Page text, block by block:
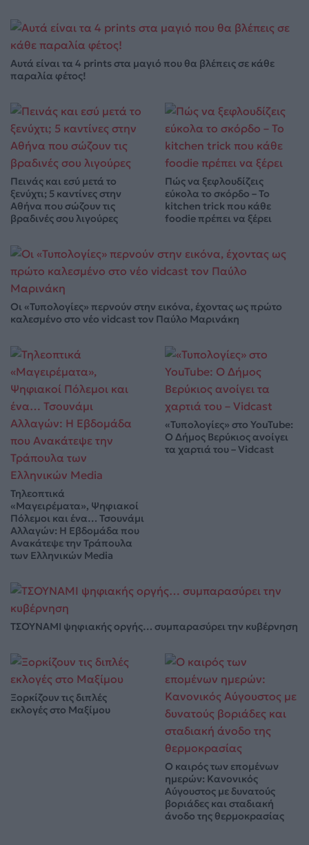
Αυτά είναι τα 4 prints στα μαγιό που θα βλέπεις σε κάθε
παραλία φέτος!
Πεινάς και εσύ μετά το
ξενύχτι; 5 καντίνες στην
Αθήνα που σώζουν τις
βραδινές σου λιγούρες
Πώς να ξεφλουδίζεις
εύκολα το σκόρδο – Το
kitchen trick που κάθε
foodie πρέπει να ξέρει
Οι «Τυπολογίες» περνούν στην εικόνα, έχοντας ως πρώτο
καλεσμένο στο νέο vidcast τον Παύλο Μαρινάκη
Τηλεοπτικά
«Μαγειρέματα», Ψηφιακοί
Πόλεμοι και ένα… Τσουνάμι
Αλλαγών: Η Εβδομάδα που
Ανακάτεψε την Τράπουλα
των Ελληνικών Media
«Τυπολογίες» στο YouTube:
Ο Δήμος Βερύκιος ανοίγει
τα χαρτιά του – Vidcast
ΤΣΟΥΝΑΜΙ ψηφιακής οργής… συμπαρασύρει την κυβέρνηση
Ξορκίζουν τις διπλές
εκλογές στο Μαξίμου
Ο καιρός των επομένων
ημερών: Κανονικός
Αύγουστος με δυνατούς
βοριάδες και σταδιακή
άνοδο της θερμοκρασίας